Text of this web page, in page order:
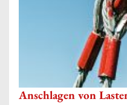
Anschlagen von